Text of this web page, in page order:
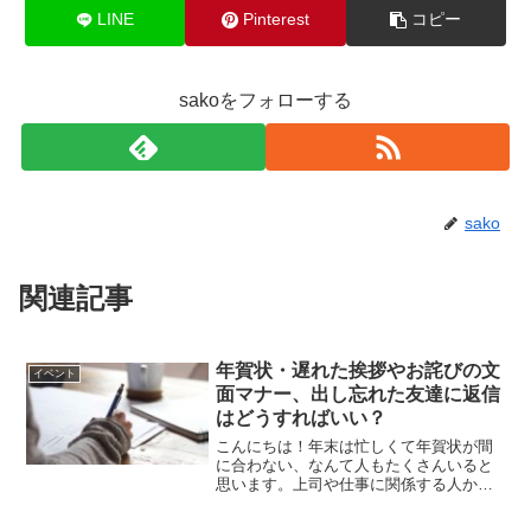
LINE Pinterest コピー
sakoをフォローする
sako
関連記事
イベント
年賀状・遅れた挨拶やお詫びの文
面マナー、出し忘れた友達に返信
はどうすればいい？
こんにちは！年末は忙しくて年賀状が間
に合わない、なんて人もたくさんいると
思います。上司や仕事に関係する人から